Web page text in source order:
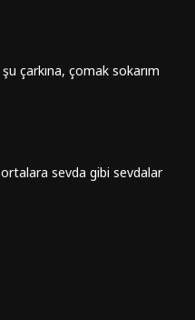
çarkına, çomak sokarım
sevda gibi sevdalar